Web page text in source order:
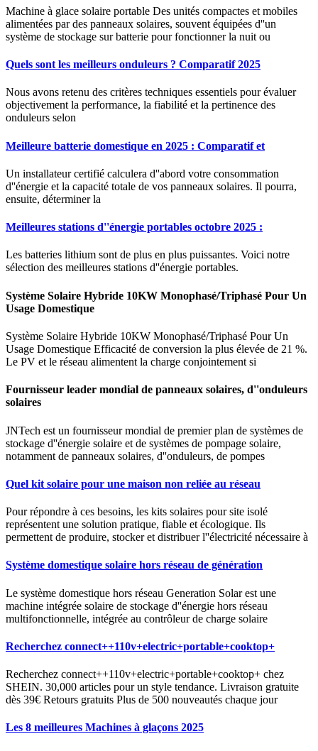
Machine à glace solaire portable Des unités compactes et mobiles
alimentées par des panneaux solaires, souvent équipées d''un
système de stockage sur batterie pour fonctionner la nuit ou
Quels sont les meilleurs onduleurs ? Comparatif 2025
Nous avons retenu des critères techniques essentiels pour évaluer
objectivement la performance, la fiabilité et la pertinence des
onduleurs selon
Meilleure batterie domestique en 2025 : Comparatif et
Un installateur certifié calculera d''abord votre consommation
d''énergie et la capacité totale de vos panneaux solaires. Il pourra,
ensuite, déterminer la
Meilleures stations d''énergie portables octobre 2025 :
Les batteries lithium sont de plus en plus puissantes. Voici notre
sélection des meilleures stations d''énergie portables.
Système Solaire Hybride 10KW Monophasé/Triphasé Pour Un
Usage Domestique
Système Solaire Hybride 10KW Monophasé/Triphasé Pour Un
Usage Domestique Efficacité de conversion la plus élevée de 21 %.
Le PV et le réseau alimentent la charge conjointement si
Fournisseur leader mondial de panneaux solaires, d''onduleurs
solaires
JNTech est un fournisseur mondial de premier plan de systèmes de
stockage d''énergie solaire et de systèmes de pompage solaire,
notamment de panneaux solaires, d''onduleurs, de pompes
Quel kit solaire pour une maison non reliée au réseau
Pour répondre à ces besoins, les kits solaires pour site isolé
représentent une solution pratique, fiable et écologique. Ils
permettent de produire, stocker et distribuer l''électricité nécessaire à
Système domestique solaire hors réseau de génération
Le système domestique hors réseau Generation Solar est une
machine intégrée solaire de stockage d''énergie hors réseau
multifonctionnelle, intégrée au contrôleur de charge solaire
Recherchez connect++110v+electric+portable+cooktop+
Recherchez connect++110v+electric+portable+cooktop+ chez
SHEIN. 30,000 articles pour un style tendance. Livraison gratuite
dès 39€ Retours gratuits Plus de 500 nouveautés chaque jour
Les 8 meilleures Machines à glaçons 2025